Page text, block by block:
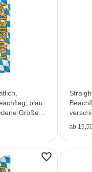
blau
Größen,
ab